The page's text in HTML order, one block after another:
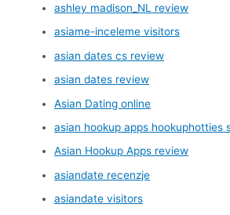
ashley madison_NL review
asiame-inceleme visitors
asian dates cs review
asian dates review
Asian Dating online
asian hookup apps hookuphotties
Asian Hookup Apps review
asiandate recenzje
asiandate visitors